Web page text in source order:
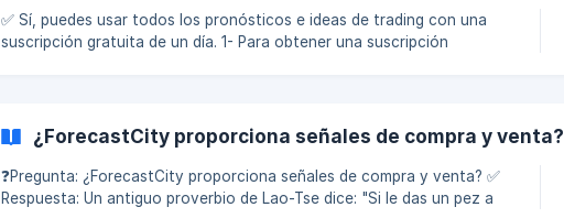
✅ Sí, puedes usar todos los pronósticos e ideas de trading con una
suscripción gratuita de un día. 1- Para obtener una suscripción
www.bit.ly/47DAS7W Este video te muestra estos sencillos pasos: 👉
https://youtu.be/otmi4LJaJJ0 ❗️Te aconsejamos que leas nuestras
guías de estrategia e instales el so
¿ForecastCity proporciona señales de compra y venta?
❓Pregunta: ¿ForecastCity proporciona señales de compra y venta? ✅
Respuesta: Un antiguo proverbio de Lao-Tse dice: "Si le das un pez a